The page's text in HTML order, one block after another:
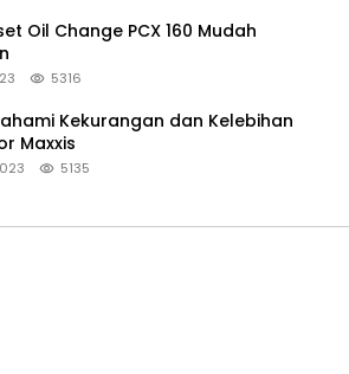
Oil Change PCX 160 Mudah
5316
Kekurangan dan Kelebihan
Maxxis
5135